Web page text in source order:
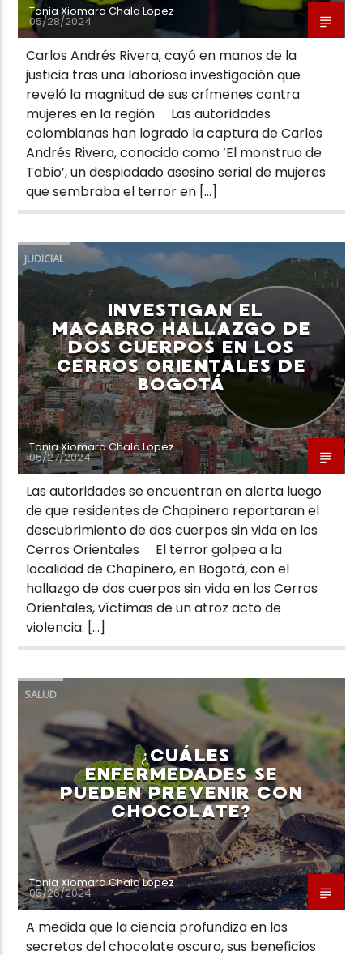
Tania Xiomara Chala Lopez
05/28/2024
Carlos Andrés Rivera, cayó en manos de la
justicia tras una laboriosa investigación que
reveló la magnitud de sus crímenes contra
mujeres en la región Las autoridades
colombianas han logrado la captura de Carlos
Andrés Rivera, conocido como ‘El monstruo de
Tabio’, un despiadado asesino serial de mujeres
que sembraba el terror en […]
JUDICIAL
INVESTIGAN EL
MACABRO HALLAZGO DE
DOS CUERPOS EN LOS
CERROS ORIENTALES DE
BOGOTÁ
Tania Xiomara Chala Lopez
05/27/2024
Las autoridades se encuentran en alerta luego
de que residentes de Chapinero reportaran el
descubrimiento de dos cuerpos sin vida en los
Cerros Orientales El terror golpea a la
localidad de Chapinero, en Bogotá, con el
hallazgo de dos cuerpos sin vida en los Cerros
Orientales, víctimas de un atroz acto de
violencia. […]
SALUD
¿CUÁLES
ENFERMEDADES SE
PUEDEN PREVENIR CON
CHOCOLATE?
Tania Xiomara Chala Lopez
05/26/2024
A medida que la ciencia profundiza en los
secretos del chocolate oscuro, sus beneficios